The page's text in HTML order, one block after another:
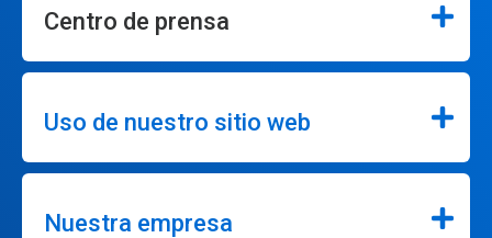
Centro de prensa
Uso de nuestro sitio web
Nuestra empresa